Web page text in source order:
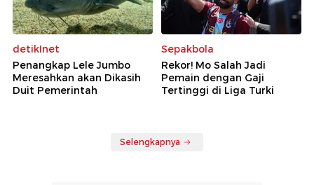
detikInet
Penangkap Lele Jumbo
Meresahkan akan Dikasih
Duit Pemerintah
Sepakbola
Rekor! Mo Salah Jadi
Pemain dengan Gaji
Tertinggi di Liga Turki
Selengkapnya